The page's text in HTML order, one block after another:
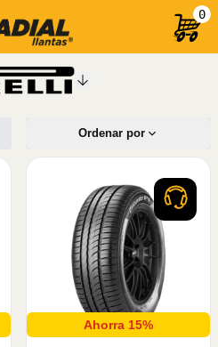
0
Ordenar por
Ahorra 15%